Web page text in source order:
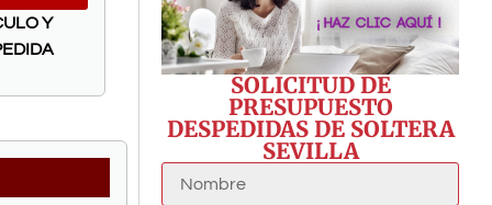
Y
SOLICITUD DE
PRESUPUESTO
DESPEDIDAS DE SOLTERA
SEVILLA